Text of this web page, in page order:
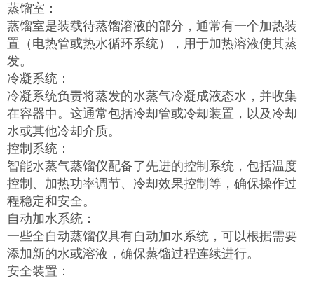
蒸馏室：
蒸馏室是装载待蒸馏溶液的部分，通常有一个加热装
置（电热管或热水循环系统），用于加热溶液使其蒸
发。
冷凝系统：
冷凝系统负责将蒸发的水蒸气冷凝成液态水，并收集
在容器中。这通常包括冷却管或冷却装置，以及冷却
水或其他冷却介质。
控制系统：
智能水蒸气蒸馏仪配备了先进的控制系统，包括温度
控制、加热功率调节、冷却效果控制等，确保操作过
程稳定和安全。
自动加水系统：
一些全自动蒸馏仪具有自动加水系统，可以根据需要
添加新的水或溶液，确保蒸馏过程连续进行。
安全装置：